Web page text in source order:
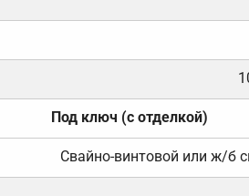
Под ключ (с отделкой)
Свайно-винтовой или ж/б